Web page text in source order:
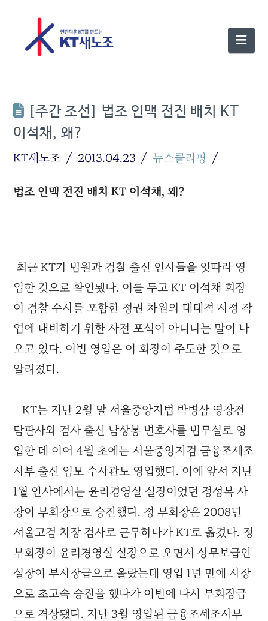
[주간 조선] 법조 인맥 전진 배치 KT
이석채, 왜?
KT새노조 2013.04.23 뉴스클리핑
법조 인맥 전진 배치 KT 이석채, 왜?
최근 KT가 법원과 검찰 출신 인사들을 잇따라 영
입한 것으로 확인됐다. 이를 두고 KT 이석채 회장
이 검찰 수사를 포함한 정권 차원의 대대적 사정 작
업에 대비하기 위한 사전 포석이 아니냐는 말이 나
오고 있다. 이번 영입은 이 회장이 주도한 것으로
알려졌다.
KT는 지난 2월 말 서울중앙지법 박병삼 영장전
담판사와 검사 출신 남상봉 변호사를 법무실로 영
입한 데 이어 4월 초에는 서울중앙지검 금융조세조
사부 출신 임모 수사관도 영입했다. 이에 앞서 지난
1월 인사에서는 윤리경영실 실장이었던 정성복 사
장이 부회장으로 승진했다. 정 부회장은 2008년
서울고검 차장 검사로 근무하다가 KT로 옮겼다. 정
부회장이 윤리경영실 실장으로 오면서 상무보급인
실장이 부사장급으로 올랐는데 영입 1년 만에 사장
으로 초고속 승진을 했다가 이번에 다시 부회장급
으로 격상됐다. 지난 3월 영입된 금융조세조사부